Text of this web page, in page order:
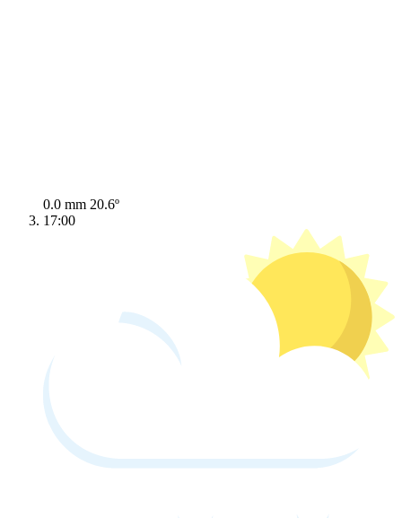
0.0 mm 20.6º
17:00